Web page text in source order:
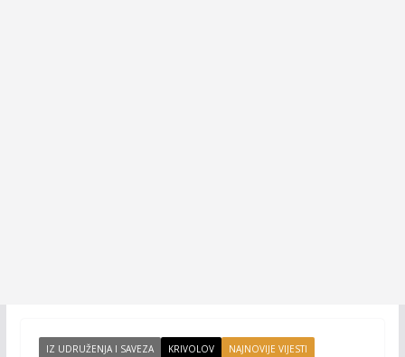
IZ UDRUŽENJA I SAVEZA KRIVOLOV NAJNOVIJE VIJESTI